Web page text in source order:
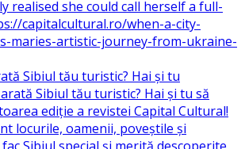
Sibiul tău turistic? Hai și tu